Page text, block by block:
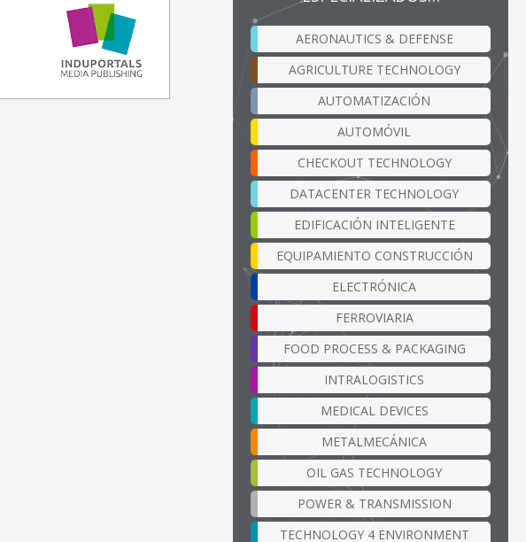
AERONAUTICS & DEFENSE
AGRICULTURE TECHNOLOGY
AUTOMATIZACIÓN
AUTOMÓVIL
CHECKOUT TECHNOLOGY
DATACENTER TECHNOLOGY
EDIFICACIÓN INTELIGENTE
EQUIPAMIENTO CONSTRUCCIÓN
ELECTRÓNICA
FERROVIARIA
FOOD PROCESS & PACKAGING
INTRALOGISTICS
MEDICAL DEVICES
METALMECÁNICA
OIL GAS TECHNOLOGY
POWER & TRANSMISSION
TECHNOLOGY 4 ENVIRONMENT